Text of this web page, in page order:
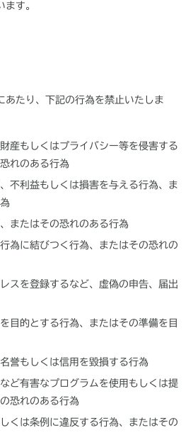
す。
あたり、下記の行為を禁止いたしま
産もしくはプライバシー等を侵害する
れのある行為
不利益もしくは損害を与える行為、ま
またはその恐れのある行為
為に結びつく行為、またはその恐れの
スを登録するなど、虚偽の申告、届出
目的とする行為、またはその準備を目
誉もしくは信用を毀損する行為
ど有害なプログラムを使用もしくは提
恐れのある行為
くは条例に違反する行為、またはその